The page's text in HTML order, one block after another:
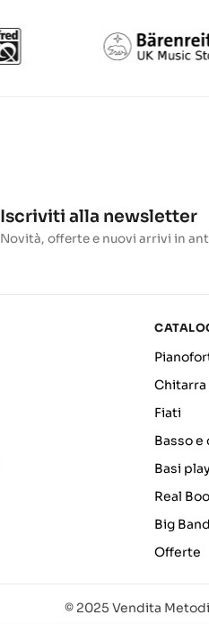
Iscriviti alla newsletter
Novità, offerte e nuovi arrivi in
Chitarra
Fiati
Basso
Basi
Real
Big Band
Offerte
© 2025 Vendita